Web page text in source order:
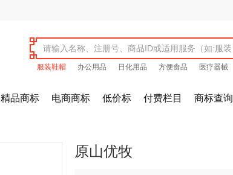
服装鞋帽 办公用品 日化用品 方便食品 医疗器械
精品商标 电商商标 低价标 付费栏目 商标查询
原山优牧